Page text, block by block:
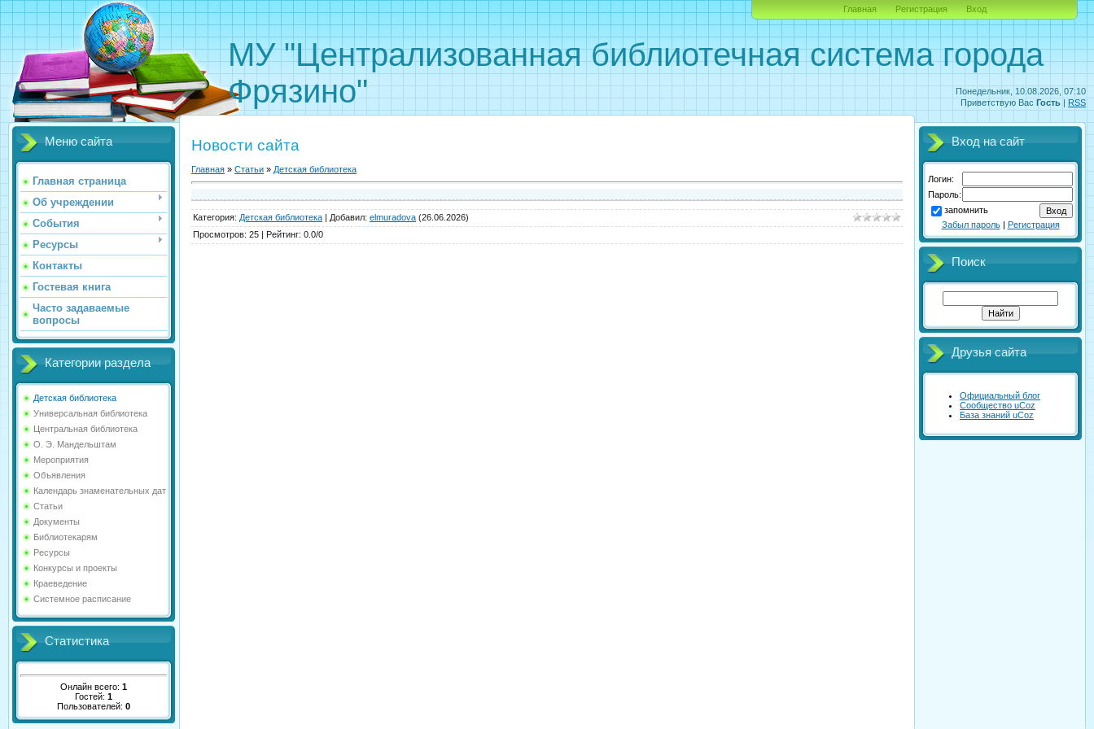
Понедельник, 10.08.2026, 07:10
Приветствую Вас Гость | RSS
МУ "Централизованная библиотечная система города
Фрязино"
Главная Регистрация Вход
Меню сайта
Главная страница
Об учреждении
События
Ресурсы
Контакты
Гостевая книга
Часто задаваемые
вопросы
Категории раздела
Детская библиотека
Универсальная библиотека
Центральная библиотека
О. Э. Мандельштам
Мероприятия
Объявления
Календарь знаменательных дат
Статьи
Документы
Библиотекарям
Ресурсы
Конкурсы и проекты
Краеведение
Системное расписание
Статистика
Онлайн всего: 1
Гостей: 1
Пользователей: 0
Новости сайта
Главная » Статьи » Детская библиотека
Категория: Детская библиотека | Добавил: elmuradova (26.06.2026)
Просмотров: 25 | Рейтинг: 0.0/0
Вход на сайт
Логин:
Пароль:
запомнить
Забыл пароль| Регистрация
Поиск
Друзья сайта
Официальный блог
Сообщество uCoz
База знаний uCoz